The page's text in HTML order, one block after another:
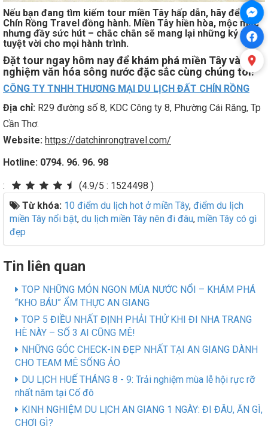
Nếu bạn đang tìm kiếm tour miền Tây hấp dẫn, hãy để Đất
Chín Rồng Travel đồng hành. Miền Tây hiền hòa, mộc mạc
nhưng đầy sức hút – chắc chắn sẽ mang lại những kỷ niệm
tuyệt vời cho mọi hành trình.
Đặt tour ngay hôm nay để khám phá miền Tây và trải
nghiệm văn hóa sông nước đặc sắc cùng chúng tôi!
CÔNG TY TNHH THƯƠNG MẠI DU LỊCH ĐẤT CHÍN RỒNG
Địa chỉ: R29 đường số 8, KDC Công ty 8, Phường Cái Răng, Tp
Cần Thơ.
Website: https://datchinrongtravel.com/
Hotline: 0794. 96. 96. 98
: (4.9/5 : 1524498 )
Từ khóa: 10 điểm du lịch hot ở miền Tây, điểm du lịch
miền Tây nổi bật, du lịch miền Tây nên đi đâu, miền Tây có gì
đẹp
Tin liên quan
TOP NHỮNG MÓN NGON MÙA NƯỚC NỔI – KHÁM PHÁ
“KHO BÁU” ẨM THỰC AN GIANG
TOP 5 ĐIỀU NHẤT ĐỊNH PHẢI THỬ KHI ĐI NHA TRANG
HÈ NÀY – SỐ 3 AI CŨNG MÊ!
NHỮNG GÓC CHECK-IN ĐẸP NHẤT TẠI AN GIANG DÀNH
CHO TEAM MÊ SỐNG ẢO
DU LỊCH HUẾ THÁNG 8 - 9: Trải nghiệm mùa lễ hội rực rỡ
nhất năm tại Cố đô
KINH NGHIỆM DU LỊCH AN GIANG 1 NGÀY: ĐI ĐÂU, ĂN GÌ,
CHƠI GÌ?